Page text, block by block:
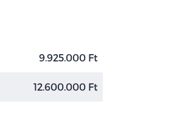
9.925.000 Ft
12.600.000 Ft